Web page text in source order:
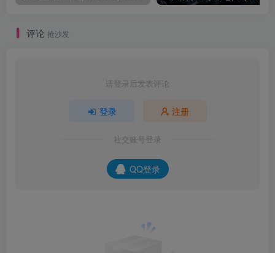
评论 抢沙发
请登录后发表评论
登录 注册
社交账号登录
QQ登录